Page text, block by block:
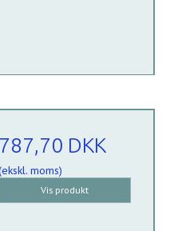
787,70 DKK
moms)
Vis produkt